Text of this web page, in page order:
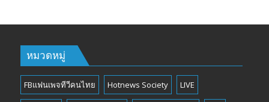
หมวดหมู่
FBแฟนเพจทีวีคนไทย Hotnews Society LIVE